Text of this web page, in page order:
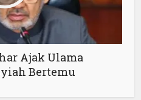
Ajak Ulama
Bertemu